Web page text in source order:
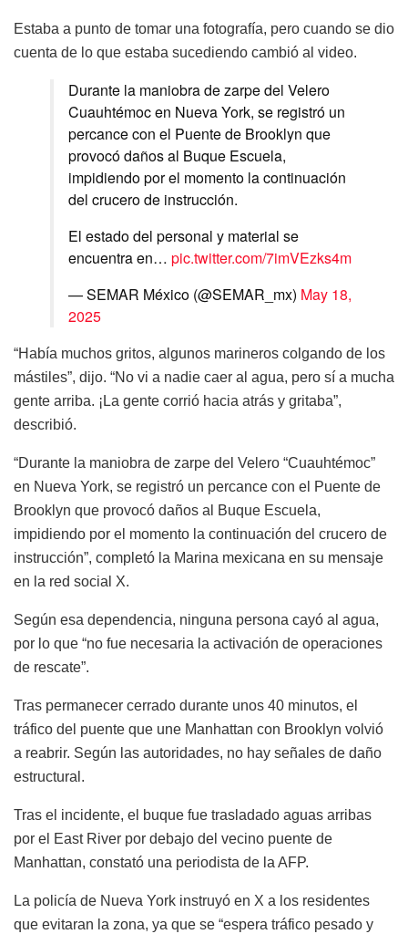
Estaba a punto de tomar una fotografía, pero cuando se dio
cuenta de lo que estaba sucediendo cambió al video.
Durante la maniobra de zarpe del Velero
Cuauhtémoc en Nueva York, se registró un
percance con el Puente de Brooklyn que
provocó daños al Buque Escuela,
impidiendo por el momento la continuación
del crucero de instrucción.
El estado del personal y material se
encuentra en… pic.twitter.com/7imVEzks4m
— SEMAR México (@SEMAR_mx) May 18,
2025
“Había muchos gritos, algunos marineros colgando de los
mástiles”, dijo. “No vi a nadie caer al agua, pero sí a mucha
gente arriba. ¡La gente corrió hacia atrás y gritaba”,
describió.
“Durante la maniobra de zarpe del Velero “Cuauhtémoc”
en Nueva York, se registró un percance con el Puente de
Brooklyn que provocó daños al Buque Escuela,
impidiendo por el momento la continuación del crucero de
instrucción”, completó la Marina mexicana en su mensaje
en la red social X.
Según esa dependencia, ninguna persona cayó al agua,
por lo que “no fue necesaria la activación de operaciones
de rescate”.
Tras permanecer cerrado durante unos 40 minutos, el
tráfico del puente que une Manhattan con Brooklyn volvió
a reabrir. Según las autoridades, no hay señales de daño
estructural.
Tras el incidente, el buque fue trasladado aguas arribas
por el East River por debajo del vecino puente de
Manhattan, constató una periodista de la AFP.
La policía de Nueva York instruyó en X a los residentes
que evitaran la zona, ya que se “espera tráfico pesado y